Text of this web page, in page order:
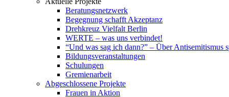
Beratungsnetzwerk
Begegnung schafft Akzeptanz
Drehkreuz Vielfalt Berlin
WERTE – was uns verbindet!
“Und was sag ich dann?” – Über Antisemitismus
Bildungsveranstaltungen
Schulungen
Gremienarbeit
Abgeschlossene Projekte
Frauen in Aktion